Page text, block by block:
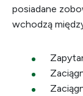
posiadane
wchodzą